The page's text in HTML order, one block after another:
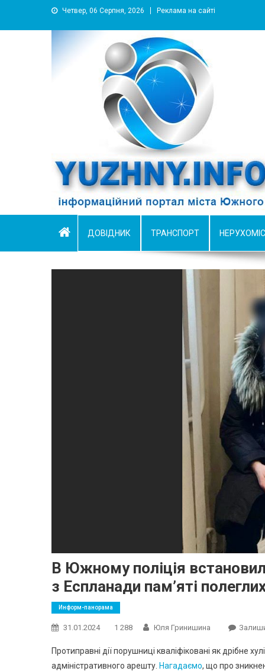
Четвер, 06 Серпня, 2026 Реклама на сайті
YUZHNY.INFO
информационный портал города Южный
ДОВІДНИК ТРАНСПОРТ
В Южному поліція
з Еспланади пам’яті
Информ-панорама
31.01.2024 1 288 Юля Гринишина
Протиправні дії порушниці кваліфіковані як дрібне
адміністративного арешту. Нагадаємо, що про